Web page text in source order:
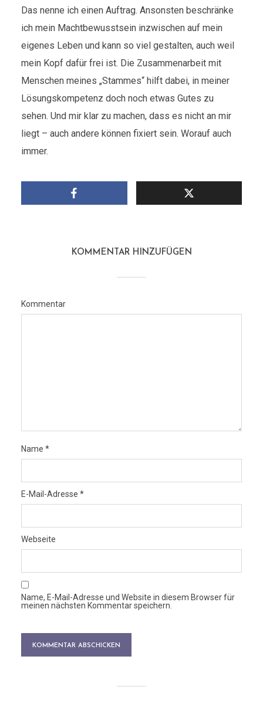
Das nenne ich einen Auftrag. Ansonsten beschränke
ich mein Machtbewusstsein inzwischen auf mein
eigenes Leben und kann so viel gestalten, auch weil
mein Kopf dafür frei ist. Die Zusammenarbeit mit
Menschen meines „Stammes“ hilft dabei, in meiner
Lösungskompetenz doch noch etwas Gutes zu
sehen. Und mir klar zu machen, dass es nicht an mir
liegt – auch andere können fixiert sein. Worauf auch
immer.
KOMMENTAR HINZUFÜGEN
Kommentar
Name *
E-Mail-Adresse *
Webseite
Name, E-Mail-Adresse und Website in diesem Browser für
meinen nächsten Kommentar speichern.